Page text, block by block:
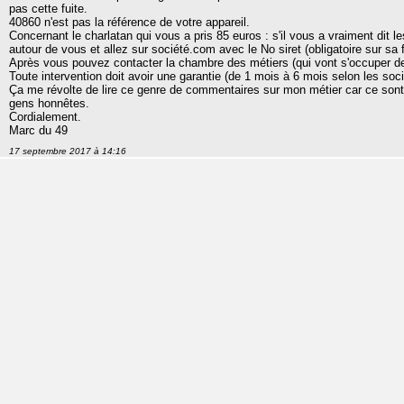
pas cette fuite.
40860 n'est pas la référence de votre appareil.
Concernant le charlatan qui vous a pris 85 euros : s'il vous a vraiment dit
autour de vous et allez sur société.com avec le No siret (obligatoire sur sa
Après vous pouvez contacter la chambre des métiers (qui vont s'occuper
Toute intervention doit avoir une garantie (de 1 mois à 6 mois selon les
Ça me révolte de lire ce genre de commentaires sur mon métier car ce
gens honnêtes.
Cordialement.
Marc du 49
17 septembre 2017 à 14:16